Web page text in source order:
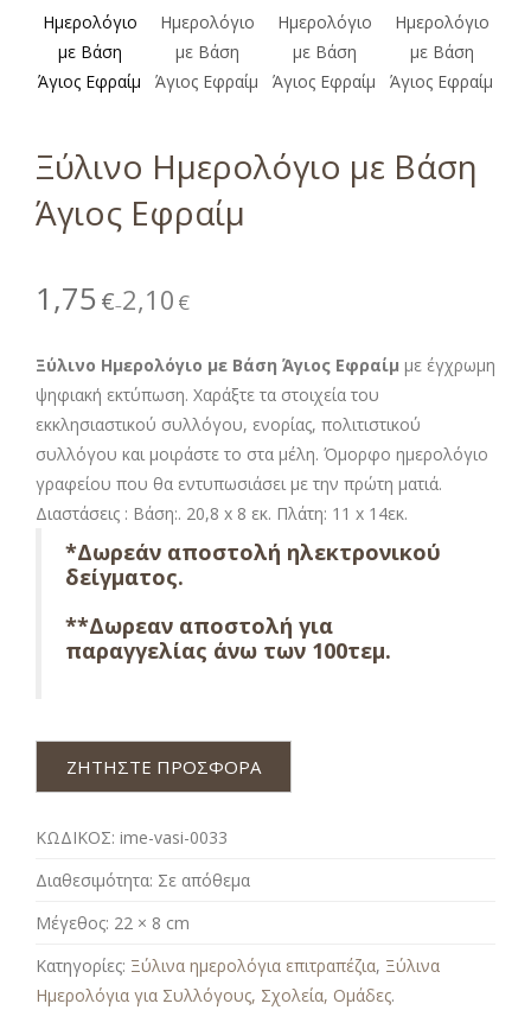
Ξύλινο Ημερολόγιο με Βάση
Άγιος Εφραίμ
1,75 €–2,10 €
Ξύλινο Ημερολόγιο με Βάση Άγιος Εφραίμ με έγχρωμη
ψηφιακή εκτύπωση. Χαράξτε τα στοιχεία του
εκκλησιαστικού συλλόγου, ενορίας, πολιτιστικού
συλλόγου και μοιράστε το στα μέλη. Όμορφο ημερολόγιο
γραφείου που θα εντυπωσιάσει με την πρώτη ματιά.
Διαστάσεις : Βάση:. 20,8 x 8 εκ. Πλάτη: 11 x 14εκ.
*Δωρεάν αποστολή ηλεκτρονικού
δείγματος.
**Δωρεαν αποστολή για
παραγγελίας άνω των 100τεμ.
ΖΗΤΗΣΤΕ ΠΡΟΣΦΟΡΑ
ΚΩΔΙΚΟΣ: ime-vasi-0033
Διαθεσιμότητα: Σε απόθεμα
Μέγεθος: 22 × 8 cm
Κατηγορίες: Ξύλινα ημερολόγια επιτραπέζια, Ξύλινα
Ημερολόγια για Συλλόγους, Σχολεία, Ομάδες.